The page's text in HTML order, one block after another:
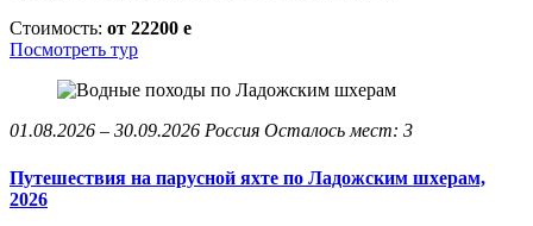
Стоимость: от 22200 e
Посмотреть тур
01.08.2026 – 30.09.2026 Россия Осталось мест: 3
Путешествия на парусной яхте по Ладожским шхерам,
2026